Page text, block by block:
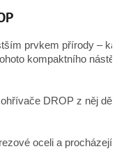
prvkem přírody –
kompaktního
DROP z něj dělá
oceli a procházejí